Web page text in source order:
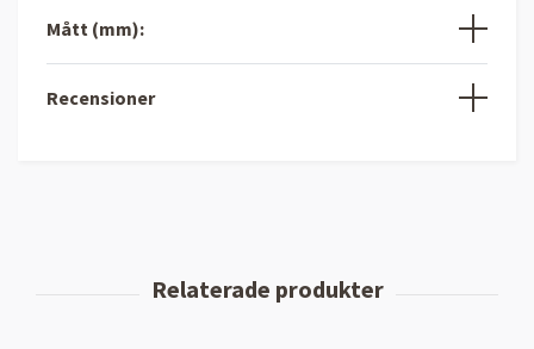
Mått (mm):
Recensioner